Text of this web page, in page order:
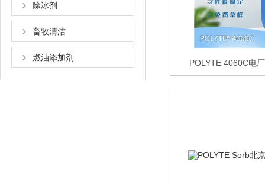
除冰剂
畜牧清洁
燃油添加剂
POLYTE 4060C电